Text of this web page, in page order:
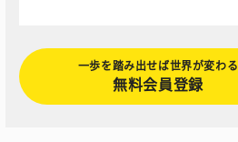
一歩を踏み出せば世界が変わる
無料会員登録